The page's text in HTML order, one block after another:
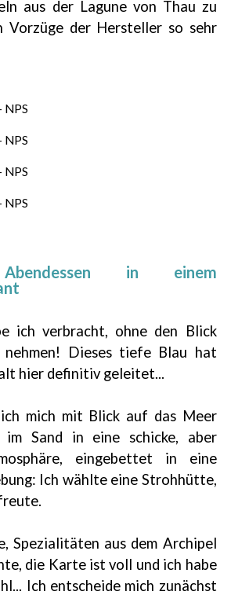
aus der Lagune von Thau zu
Vorzüge der Hersteller so sehr
in einem
ich verbracht, ohne den Blick
nehmen! Dieses tiefe Blau hat
hier definitiv geleitet...
mich mit Blick auf das Meer
Sand in eine schicke, aber
eingebettet in eine
Ich wählte eine Strohhütte,
Spezialitäten aus dem Archipel
die Karte ist voll und ich habe
Ich entscheide mich zunächst